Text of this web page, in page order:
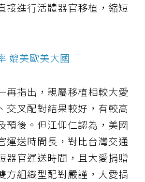
接進行活體器官移植，縮短
媲美歐美大國
再指出，親屬移植相較大愛
交叉配對結果較好，有較高
預後。但江仰仁認為，美國
運送時間長，對比台灣交通
器官運送時間，且大愛捐贈
方組織型配對嚴謹，大愛捐